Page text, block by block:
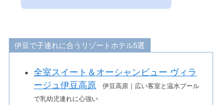
伊豆で子連れに合うリゾートホテル5選
全室スイート＆オーシャンビュー ヴィラ
ージュ伊豆高原 伊豆高原｜広い客室と温水プール
で乳幼児連れに心強い